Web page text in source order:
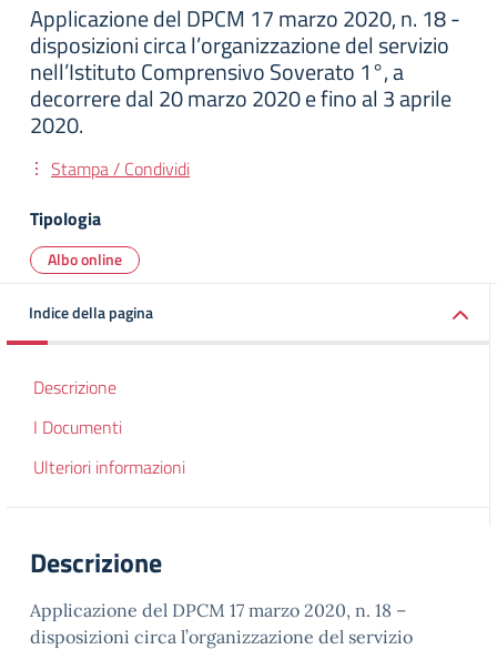
Applicazione del DPCM 17 marzo 2020, n. 18 -
disposizioni circa l’organizzazione del servizio
nell’Istituto Comprensivo Soverato 1°, a
decorrere dal 20 marzo 2020 e fino al 3 aprile
2020.
Stampa / Condividi
Tipologia
Albo online
Indice della pagina
Descrizione
I Documenti
Ulteriori informazioni
Descrizione
Applicazione del DPCM 17 marzo 2020, n. 18 –
disposizioni circa l’organizzazione del servizio